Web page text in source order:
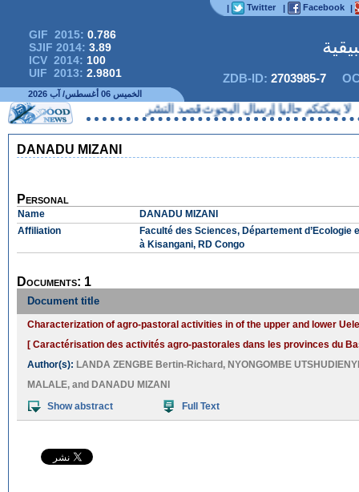
| Twitter | Facebook |
GIF 2015: 0.786
SJIF 2014: 3.89
ICV 2014: 100
UIF 2013: 2.9801 ZDB-ID: 2703985-7
الخميس 06 أغسطس/ آب 2026
حاليا إرسال البحوث قصد النشر
DANADU MIZANI
Personal
Name
DANADU MIZANI
Affiliation
Faculté des Sciences, Département
à Kisangani, RD Congo
Documents: 1
Document title
Characterization of agro-pastoral activities in of the upper and lower
[ Caractérisation des activités agro-pastorales dans les provinces du
Author(s): LANDA ZENGBE Bertin-Richard , NYONGOMBE
MALALE, and DANADU MIZANI
Show abstract
Full Text